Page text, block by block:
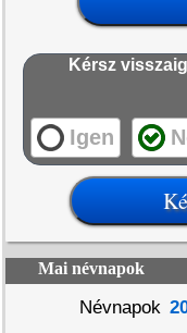
Kérsz
Igen
Mai névnapok
Névnapok